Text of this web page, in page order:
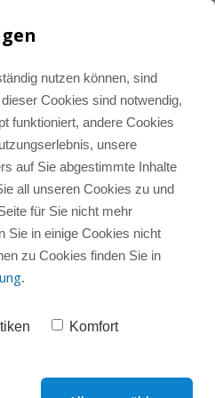
nutzen können, sind
Cookies sind notwendig,
funktioniert, andere Cookies
unsere
auf Sie abgestimmte Inhalte
all unseren Cookies zu und
für Sie nicht mehr
Sie in einige Cookies nicht
zu Cookies finden Sie in
.
Komfort